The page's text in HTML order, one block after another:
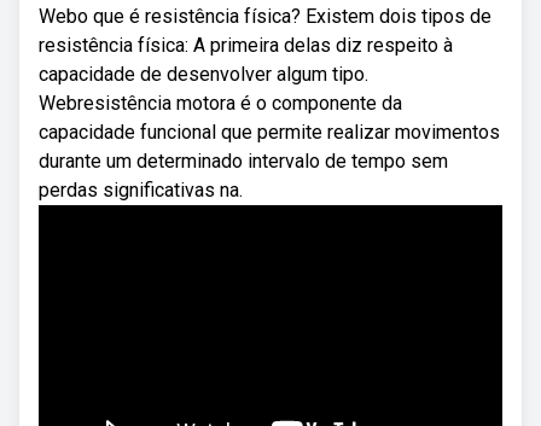
Webo que é resistência física? Existem dois tipos de
resistência física: A primeira delas diz respeito à
capacidade de desenvolver algum tipo.
Webresistência motora é o componente da
capacidade funcional que permite realizar movimentos
durante um determinado intervalo de tempo sem
perdas significativas na.